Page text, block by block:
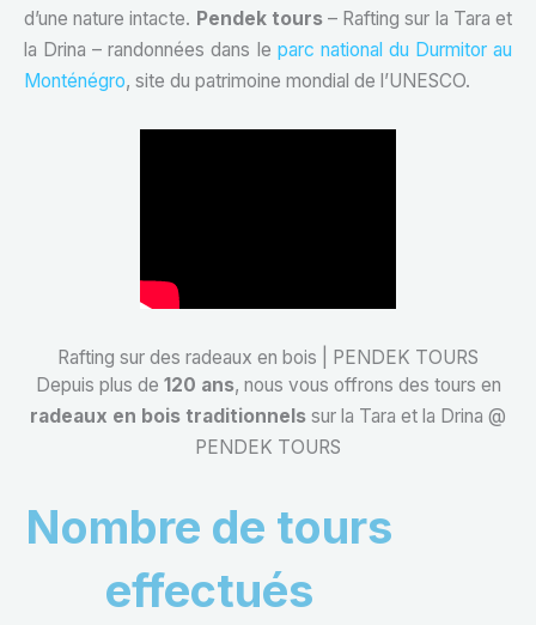
d’une nature intacte. Pendek tours– Rafting sur la Tara et
la Drina – randonnées dans le parc national du Durmitor au
Monténégro, site du patrimoine mondial de l’UNESCO.
Rafting sur des radeaux en bois | PENDEK TOURS
Depuis plus de 120 ans, nous vous offrons des tours en
radeaux en bois traditionnels sur la Tara et la Drina @
PENDEK TOURS
Nombre de tours
effectués